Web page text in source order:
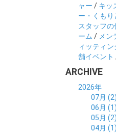
ャー / キッ
ー・くもり
スタッフの
ーム / メン
ィッティン
舗イベント
ARCHIVE
2026年
07月 (2)
06月 (1)
05月 (2)
04月 (1)